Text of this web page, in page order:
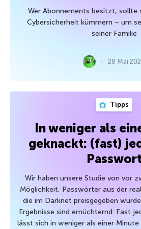
Wer Abonnements besitzt, sollte
Cybersicherheit kümmern – um
seiner Familie
28 Mai
Tipps
In weniger als
geknackt: (fast)
Passwort
Wir haben unsere Studie von vor
Möglichkeit, Passwörter aus der
die im Darknet preisgegeben
Ergebnisse sind ernüchternd: Fast
lässt sich in weniger als einer